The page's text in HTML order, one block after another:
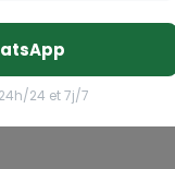
24 et 7j/7